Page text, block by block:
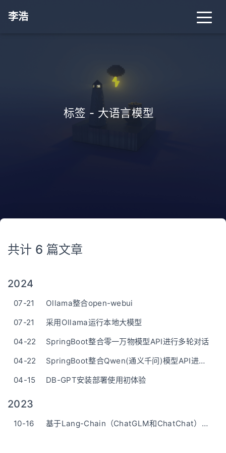
李浩
标签 - 大语言模型
共计 6 篇文章
2024
07-21
Ollama整合open-webui
07-21
采用Ollama运行本地大模型
04-22
SpringBoot整合零一万物模型API进行多轮对话
04-22
SpringBoot整合Qwen(通义千问)模型API进行多轮对话
04-15
DB-GPT安装部署使用初体验
2023
10-16 基于Lang-Chain（ChatGLM和ChatChat）知识库大语言模型的部署搭建